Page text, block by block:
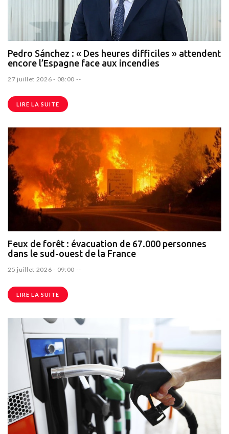
Pedro Sánchez : « Des heures difficiles » attendent
encore l’Espagne face aux incendies
27 juillet 2026 - 08:00 --
LIRE LA SUITE
Feux de forêt : évacuation de 67.000 personnes
dans le sud-ouest de la France
25 juillet 2026 - 09:00 --
LIRE LA SUITE